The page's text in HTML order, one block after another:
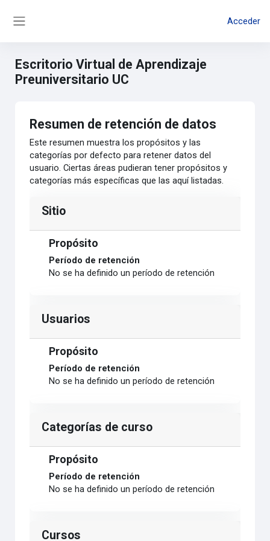
Acceder
Escritorio Virtual de Aprendizaje
Preuniversitario UC
Resumen de retención de datos
Este resumen muestra los propósitos y las
categorías por defecto para retener datos del
usuario. Ciertas áreas pudieran tener propósitos y
categorías más específicas que las aquí listadas.
Sitio
Propósito
Período de retención
No se ha definido un período de retención
Usuarios
Propósito
Período de retención
No se ha definido un período de retención
Categorías de curso
Propósito
Período de retención
No se ha definido un período de retención
Cursos